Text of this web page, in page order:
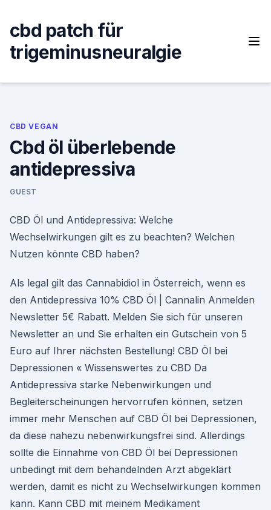
content
cbd patch für
trigeminusneuralgie
CBD VEGAN
Cbd öl überlebende
antidepressiva
GUEST
CBD Öl und Antidepressiva: Welche
Wechselwirkungen gilt es zu beachten? Welchen
Nutzen könnte CBD haben?
Als legal gilt das Cannabidiol in Österreich, wenn es
den Antidepressiva 10% CBD Öl | Cannalin Anmelden
Newsletter 5€ Rabatt. Melden Sie sich für unseren
Newsletter an und Sie erhalten ein Gutschein von 5
Euro auf Ihrer nächsten Bestellung! CBD Öl bei
Depressionen « Wissenswertes zu CBD Da
Antidepressiva starke Nebenwirkungen und
Begleiterscheinungen hervorrufen können, setzen
immer mehr Menschen auf CBD Öl bei Depressionen,
da diese nahezu nebenwirkungsfrei sind. Allerdings
sollte die Einnahme von CBD Öl bei Depressionen
unbedingt mit dem behandelnden Arzt abgeklärt
werden, damit es nicht zu Wechselwirkungen kommen
kann. Kann CBD mit meinem Medikament